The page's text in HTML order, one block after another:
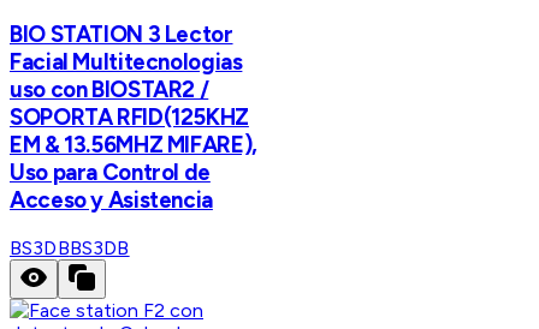
BIO STATION 3 Lector
Facial Multitecnologias
uso con BIOSTAR2 /
SOPORTA RFID(125KHZ
EM & 13.56MHZ MIFARE),
Uso para Control de
Acceso y Asistencia
BS3DBBS3DB